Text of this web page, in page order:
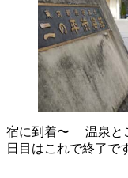
宿に到着〜 温泉と
日目はこれで終了で